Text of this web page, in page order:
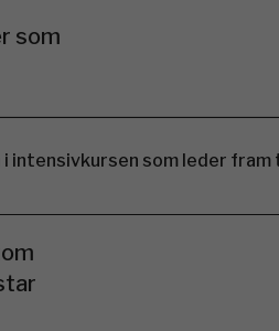
som
intensivkursen som leder